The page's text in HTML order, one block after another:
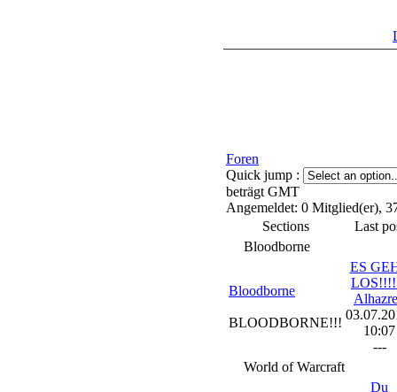
Foren
Quick jump :
beträgt GMT
Angemeldet: 0 Mitglied(er),
Sections
Last
Bloodborne
Bloodborne
BLOODBORNE!!!
ES
10:07
---
World of Warcraft
Du